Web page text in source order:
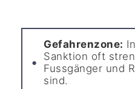
Gefahrenzone:
Sanktion oft
Fussgänger und
sind.